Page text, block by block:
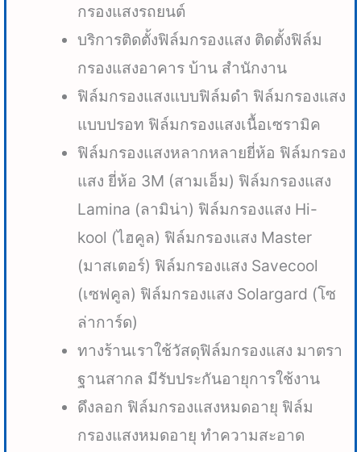
กรองแสงรถยนต์
บริการติดตั้งฟิล์มกรองแสง ติดตั้งฟิล์ม
กรองแสงอาคาร บ้าน สำนักงาน
ฟิล์มกรองแสงแบบฟิล์มดำ ฟิล์มกรองแสง
แบบปรอท ฟิล์มกรองแสงเนื้อเซรามิค
ฟิล์มกรองแสงหลากหลายยี่ห้อ ฟิล์มกรอง
แสง ยี่ห้อ 3M (สามเอ็ม) ฟิล์มกรองแสง
Lamina (ลามิน่า) ฟิล์มกรองแสง Hi-
kool (ไฮคูล) ฟิล์มกรองแสง Master
(มาสเตอร์) ฟิล์มกรองแสง Savecool
(เซฟคูล) ฟิล์มกรองแสง Solargard (โซ
ล่าการ์ด)
ทางร้านเราใช้วัสดุฟิล์มกรองแสง มาตรา
ฐานสากล มีรับประกันอายุการใช้งาน
ดึงลอก ฟิล์มกรองแสงหมดอายุ ฟิล์ม
กรองแสงหมดอายุ ทำความสะอาด